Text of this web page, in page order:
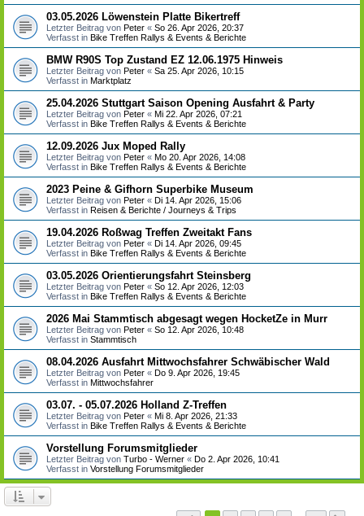
03.05.2026 Löwenstein Platte Bikertreff
Letzter Beitrag von Peter « So 26. Apr 2026, 20:37
Verfasst in Bike Treffen Rallys & Events & Berichte
BMW R90S Top Zustand EZ 12.06.1975 Hinweis
Letzter Beitrag von Peter « Sa 25. Apr 2026, 10:15
Verfasst in Marktplatz
25.04.2026 Stuttgart Saison Opening Ausfahrt & Party
Letzter Beitrag von Peter « Mi 22. Apr 2026, 07:21
Verfasst in Bike Treffen Rallys & Events & Berichte
12.09.2026 Jux Moped Rally
Letzter Beitrag von Peter « Mo 20. Apr 2026, 14:08
Verfasst in Bike Treffen Rallys & Events & Berichte
2023 Peine & Gifhorn Superbike Museum
Letzter Beitrag von Peter « Di 14. Apr 2026, 15:06
Verfasst in Reisen & Berichte / Journeys & Trips
19.04.2026 Roßwag Treffen Zweitakt Fans
Letzter Beitrag von Peter « Di 14. Apr 2026, 09:45
Verfasst in Bike Treffen Rallys & Events & Berichte
03.05.2026 Orientierungsfahrt Steinsberg
Letzter Beitrag von Peter « So 12. Apr 2026, 12:03
Verfasst in Bike Treffen Rallys & Events & Berichte
2026 Mai Stammtisch abgesagt wegen HocketZe in Murr
Letzter Beitrag von Peter « So 12. Apr 2026, 10:48
Verfasst in Stammtisch
08.04.2026 Ausfahrt Mittwochsfahrer Schwäbischer Wald
Letzter Beitrag von Peter « Do 9. Apr 2026, 19:45
Verfasst in Mittwochsfahrer
03.07. - 05.07.2026 Holland Z-Treffen
Letzter Beitrag von Peter « Mi 8. Apr 2026, 21:33
Verfasst in Bike Treffen Rallys & Events & Berichte
Vorstellung Forumsmitglieder
Letzter Beitrag von Turbo - Werner « Do 2. Apr 2026, 10:41
Verfasst in Vorstellung Forumsmitglieder